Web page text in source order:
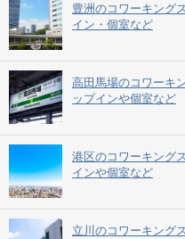
豊洲のコワーキング
イン・個室など
高田馬場のコワーキ
ップインや個室など
港区のコワーキング
インや個室など
立川のコワーキング